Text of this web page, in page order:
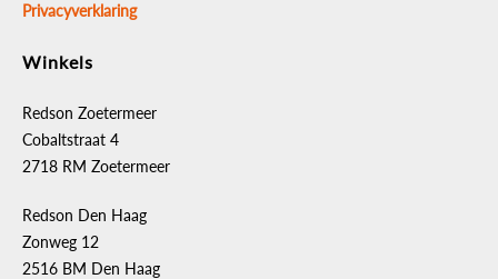
Privacyverklaring
Winkels
Redson Zoetermeer
Cobaltstraat 4
2718 RM Zoetermeer
Redson Den Haag
Zonweg 12
2516 BM Den Haag